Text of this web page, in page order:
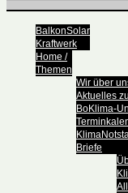
BalkonSolar
Kraftwerk
Home /
Themen
Wir über
Aktuelles
BoKlima-
Briefe